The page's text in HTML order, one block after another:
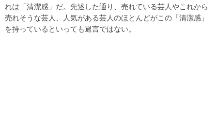
れは「清潔感」だ。先述した通り、売れている芸人やこれから
売れそうな芸人、人気がある芸人のほとんどがこの「清潔感」
を持っているといっても過言ではない。